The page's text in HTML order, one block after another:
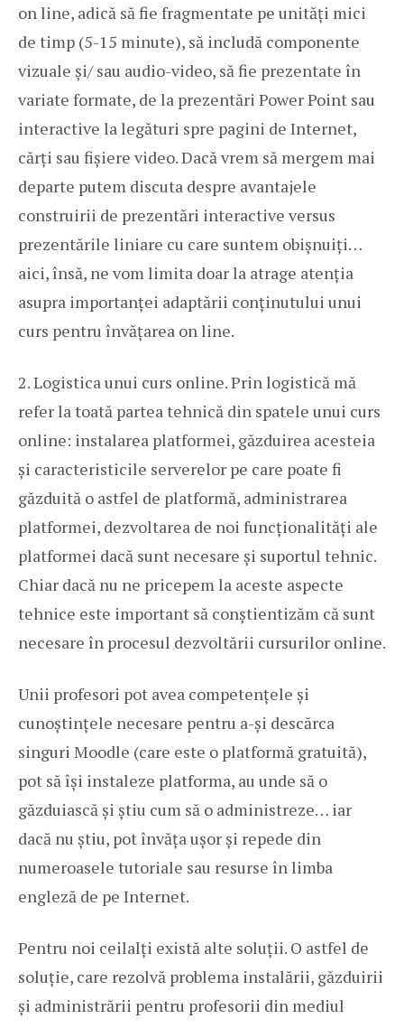
on line, adică să fie fragmentate pe unități mici
de timp (5-15 minute), să includă componente
vizuale și/ sau audio-video, să fie prezentate în
variate formate, de la prezentări Power Point sau
interactive la legături spre pagini de Internet,
cărți sau fișiere video. Dacă vrem să mergem mai
departe putem discuta despre avantajele
construirii de prezentări interactive versus
prezentările liniare cu care suntem obișnuiți…
aici, însă, ne vom limita doar la atrage atenția
asupra importanței adaptării conținutului unui
curs pentru învățarea on line.
2. Logistica unui curs online. Prin logistică mă
refer la toată partea tehnică din spatele unui curs
online: instalarea platformei, găzduirea acesteia
și caracteristicile serverelor pe care poate fi
găzduită o astfel de platformă, administrarea
platformei, dezvoltarea de noi funcționalități ale
platformei dacă sunt necesare și suportul tehnic.
Chiar dacă nu ne pricepem la aceste aspecte
tehnice este important să conștientizăm că sunt
necesare în procesul dezvoltării cursurilor online.
Unii profesori pot avea competențele și
cunoștințele necesare pentru a-și descărca
singuri Moodle (care este o platformă gratuită),
pot să își instaleze platforma, au unde să o
găzduiască și știu cum să o administreze… iar
dacă nu știu, pot învăța ușor și repede din
numeroasele tutoriale sau resurse în limba
engleză de pe Internet.
Pentru noi ceilalți există alte soluții. O astfel de
soluție, care rezolvă problema instalării, găzduirii
și administrării pentru profesorii din mediul